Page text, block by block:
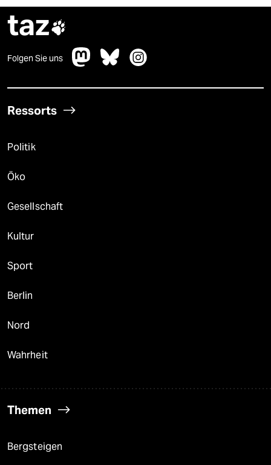
taz
Folgen Sie uns
Ressorts
Politik
Öko
Gesellschaft
Kultur
Sport
Berlin
Nord
Wahrheit
Themen
Bergsteigen